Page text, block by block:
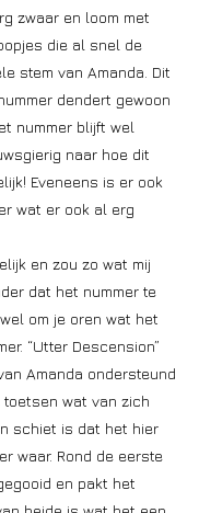
zwaar en loom met
die al snel de
stem van Amanda. Dit
dendert gewoon
nummer blijft wel
naar hoe dit
Eveneens is er ook
wat er ook al erg
en zou zo wat mij
dat het nummer te
om je oren wat het
“Utter Descension”
Amanda ondersteund
wat van zich
schiet is dat het hier
waar. Rond de eerste
en pakt het